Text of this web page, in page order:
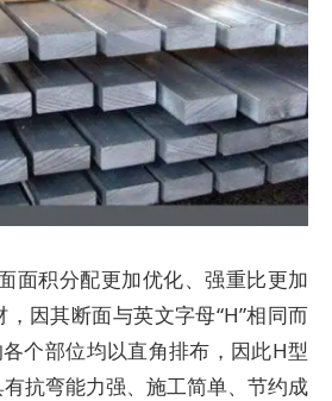
面积分配更加优化、强重比更加
因其断面与英文字母“H”相同而
个部位均以直角排布，因此H型
抗弯能力强、施工简单、节约成